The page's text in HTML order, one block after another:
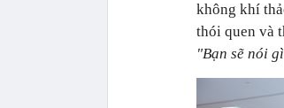
không khí
thói quen và
"Bạn sẽ nói